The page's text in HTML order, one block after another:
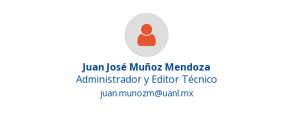
Juan José Muñoz Mendoza
Administrador y Editor Técnico
juan.munozm@uanl.mx